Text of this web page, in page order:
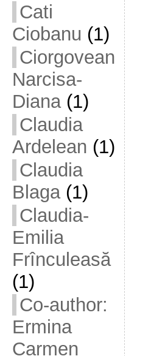
Cati
Ciobanu (1)
Ciorgovean
Narcisa-
Diana(1)
Claudia
Ardelean (1)
Claudia
Blaga(1)
Claudia-
Emilia
Frînculeasă
(1)
Co-author:
Ermina
Carmen